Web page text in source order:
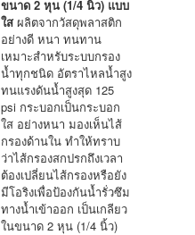
ขนาด 2 หุน (1/4 นิ้ว) แบบ
ใสผลิตจากวัสดุพลาสติก
อย่างดี หนา ทนทาน
เหมาะสำหรับระบบกรอง
น้ำทุกชนิด อัตราไหลน้ำสูง
ทนแรงดันน้ำสูงสุด 125
psi กระบอกเป็นกระบอก
ใส อย่างหนา มองเห็นไส้
กรองด้านใน ทำให้ทราบ
ว่าไส้กรองสกปรกถึงเวลา
ต้องเปลี่ยนไส้กรองหรือยัง
มีโอริงเพื่อป้องกันน้ำรั่วซึม
ทางน้ำเข้าออก เป็นเกลียว
ในขนาด 2 หุน (1/4 นิ้ว)